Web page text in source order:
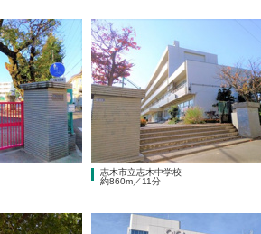
志木市立志木中学校
約860m／11分